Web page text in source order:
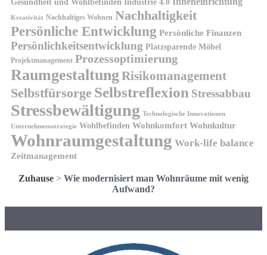
Gesundheit und Wohlbefinden Industrie 4.0
Kreativität Nachhaltiges Wohnen Nachhaltigkeit
Persönliche Entwicklung Persönliche Finanzen
Persönlichkeitsentwicklung Platzsparende Möbel
Projektmanagement Prozessoptimierung
Raumgestaltung Risikomanagement
Selbstfürsorge Selbstreflexion Stressabbau
Stressbewältigung Technologische Innovationen
Unternehmensstrategie Wohlbefinden Wohnkomfort Wohnkultur
Wohnraumgestaltung Work-life balance
Zeitmanagement
Zuhause > Wie modernisiert man Wohnräume mit wenig
Aufwand?